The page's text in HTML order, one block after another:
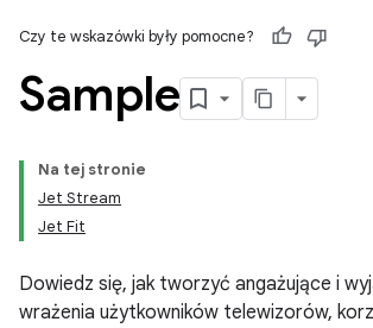
Czy te wskazówki były pomocne?
Sample
Na tej stronie
Jet Stream
Jet Fit
Dowiedz się, jak tworzyć angażujące i
wrażenia użytkowników telewizorów,